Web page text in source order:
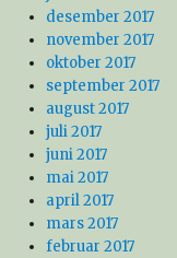
desember 2017
november 2017
oktober 2017
september 2017
august 2017
juli 2017
juni 2017
mai 2017
april 2017
mars 2017
februar 2017